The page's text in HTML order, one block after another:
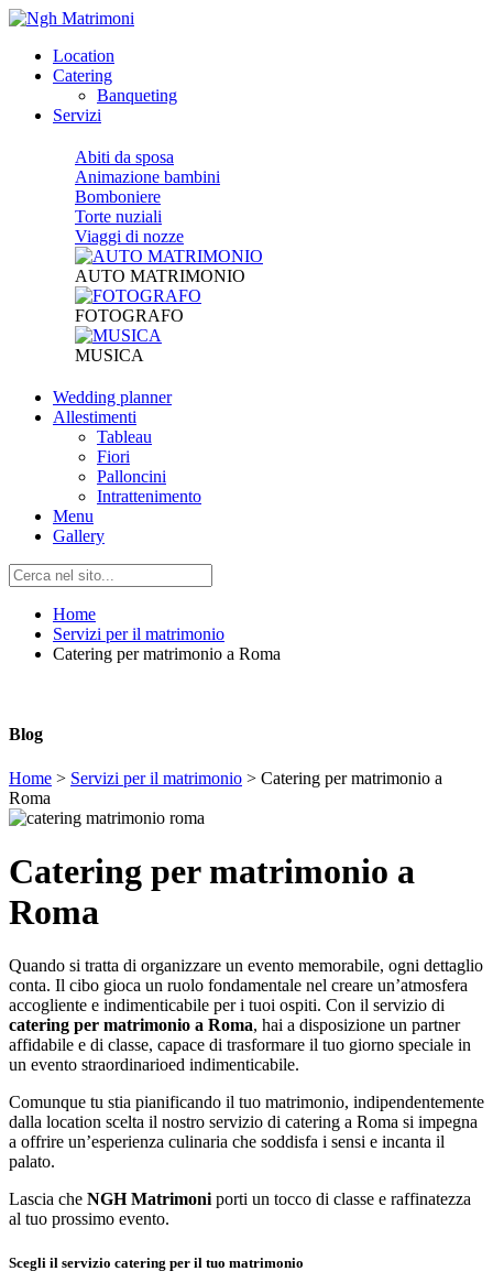
Location
Catering
Banqueting
Servizi
Abiti da sposa
Animazione bambini
Bomboniere
Torte nuziali
Viaggi di nozze
AUTO MATRIMONIO
FOTOGRAFO
MUSICA
Wedding planner
Allestimenti
Tableau
Fiori
Palloncini
Intrattenimento
Menu
Gallery
Home
Servizi per il matrimonio
Catering per matrimonio a Roma
Blog
Home > Servizi per il matrimonio > Catering per matrimonio a
Roma
Catering per matrimonio a
Roma
Quando si tratta di organizzare un evento memorabile, ogni dettaglio
conta. Il cibo gioca un ruolo fondamentale nel creare un’atmosfera
accogliente e indimenticabile per i tuoi ospiti. Con il servizio di
catering per matrimonio a Roma, hai a disposizione un partner
affidabile e di classe, capace di trasformare il tuo giorno speciale in
un evento straordinarioed indimenticabile.
Comunque tu stia pianificando il tuo matrimonio, indipendentemente
dalla location scelta il nostro servizio di catering a Roma si impegna
a offrire un’esperienza culinaria che soddisfa i sensi e incanta il
palato.
Lascia che NGH Matrimoniporti un tocco di classe e raffinatezza
al tuo prossimo evento.
Scegli il servizio catering per il tuo matrimonio